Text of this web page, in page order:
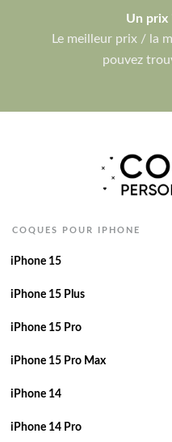
Un prix
Le meilleur prix / la
pouvez
COQUES POUR IPHONE
iPhone 15
iPhone 15 Plus
iPhone 15 Pro
iPhone 15 Pro Max
iPhone 14
iPhone 14 Pro